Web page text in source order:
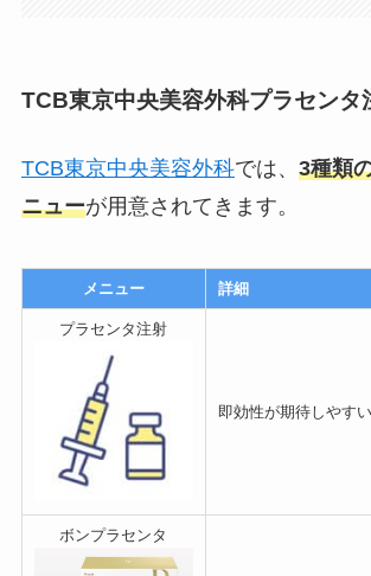
TCB東京中央美容外科プラセンタ
TCB東京中央美容外科では、 3種類
ニューが用意されてきます。
メニュー 詳細
プラセンタ注射
即効性が期待しやすい
ボンプラセンタ